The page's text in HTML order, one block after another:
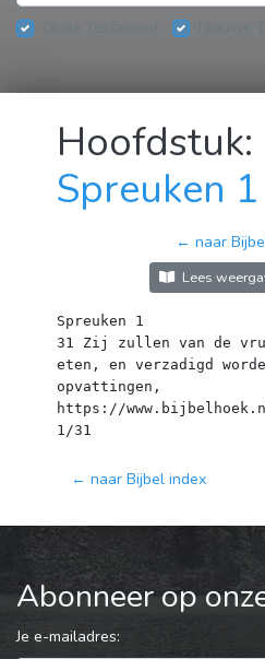
Hoofdstuk:
Spreuken 1
← naar
Lees
Spreuken 1
31 Zij zullen van de
eten, en verzadigd
opvattingen,
https://
← naar Bijbel index
Abonneer op
Je e-mailadres: